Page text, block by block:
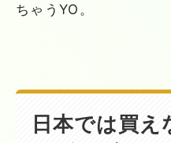
ちゃうYO。
日本では買